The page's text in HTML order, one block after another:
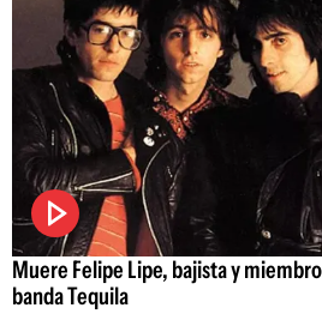
Muere Felipe Lipe, bajista y
banda Tequila